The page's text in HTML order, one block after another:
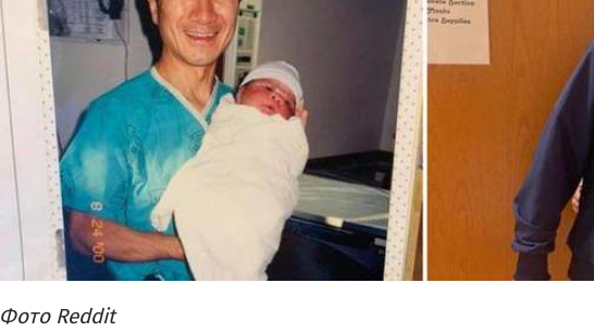
Фото Reddit